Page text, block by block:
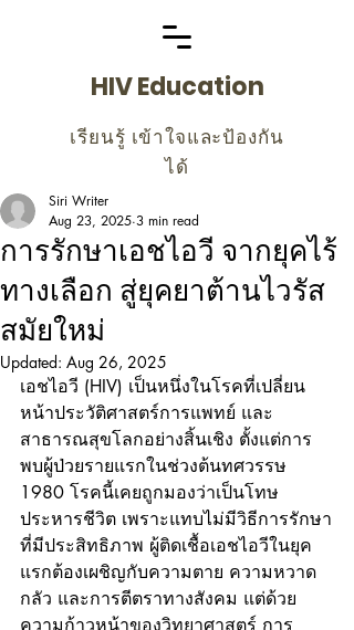
HIV Education
เรียนรู้ เข้าใจและป้องกัน
ได้
การรักษาเอชไอวี จากยุคไร้
ทางเลือก สู่ยุคยาต้านไวรัส
สมัยใหม่
Siri Writer
Aug 23, 2025 3 min read
Updated: Aug 26, 2025
เอชไอวี (HIV) เป็นหนึ่งในโรคที่เปลี่ยน
หน้าประวัติศาสตร์การแพทย์ และ
สาธารณสุขโลกอย่างสิ้นเชิง ตั้งแต่การ
พบผู้ป่วยรายแรกในช่วงต้นทศวรรษ
1980 โรคนี้เคยถูกมองว่าเป็นโทษ
ประหารชีวิต เพราะแทบไม่มีวิธีการรักษา
ที่มีประสิทธิภาพ ผู้ติดเชื้อเอชไอวีในยุค
แรกต้องเผชิญกับความตาย ความหวาด
กลัว และการตีตราทางสังคม แต่ด้วย
ความก้าวหน้าของวิทยาศาสตร์ การ